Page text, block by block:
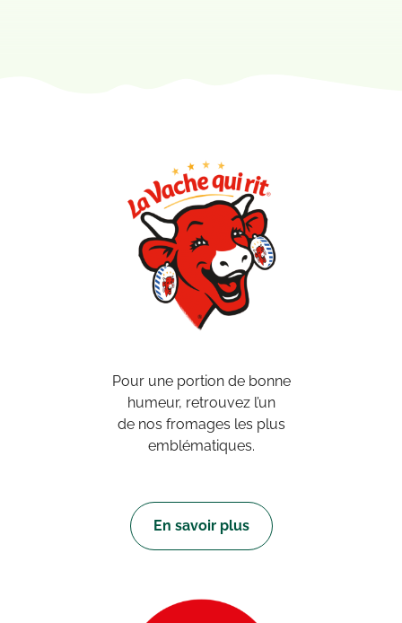
Pour une portion de bonne
humeur, retrouvez l’un
de nos fromages les plus
emblématiques.
En savoir plus